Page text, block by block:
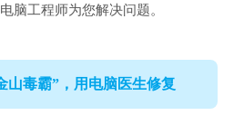
脑工程师为您解决问题。
山毒霸”，用电脑医生修复